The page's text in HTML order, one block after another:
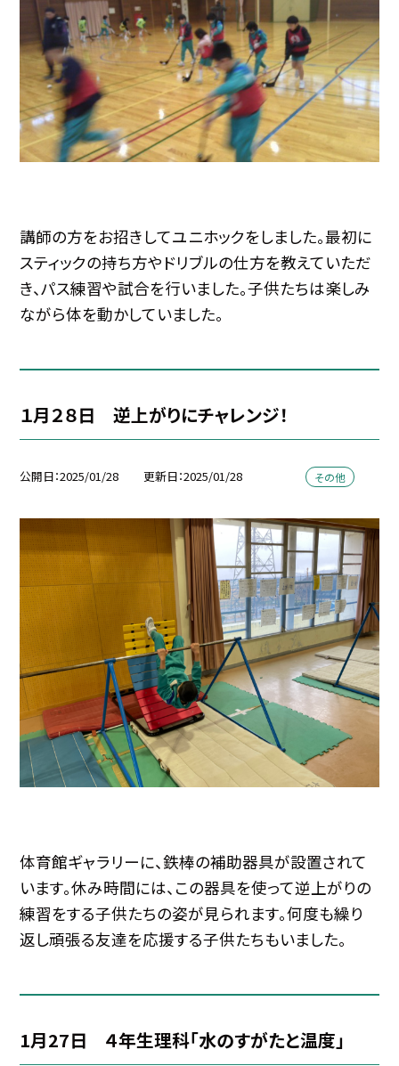
講師の方をお招きしてユニホックをしました。最初に
スティックの持ち方やドリブルの仕方を教えていただ
き、パス練習や試合を行いました。子供たちは楽しみ
ながら体を動かしていました。
１月２８日 逆上がりにチャレンジ！
公開日 2025/01/28 更新日 2025/01/28 その他
体育館ギャラリーに、鉄棒の補助器具が設置されて
います。休み時間には、この器具を使って逆上がりの
練習をする子供たちの姿が見られます。何度も繰り
返し頑張る友達を応援する子供たちもいました。
1月27日 ４年生理科「水のすがたと温度」